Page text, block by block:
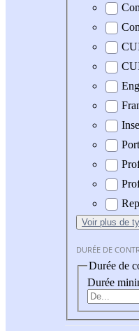
Voir plus de
DURÉE DE
Durée de
Durée